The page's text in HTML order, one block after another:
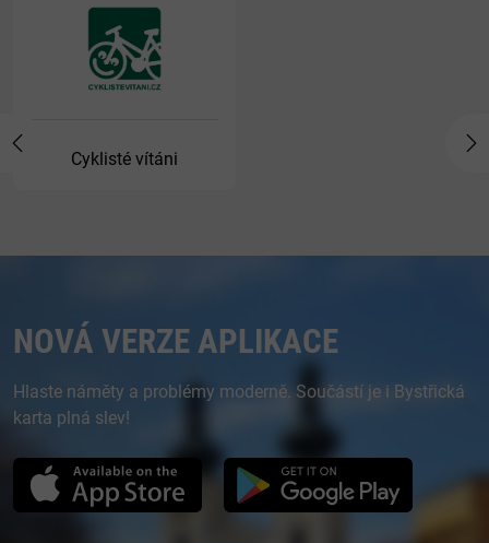
Cyklisté vítáni
Previous
NOVÁ VERZE APLIKACE
Hlaste náměty a problémy moderně. Součástí je i Bystřická
karta plná slev!